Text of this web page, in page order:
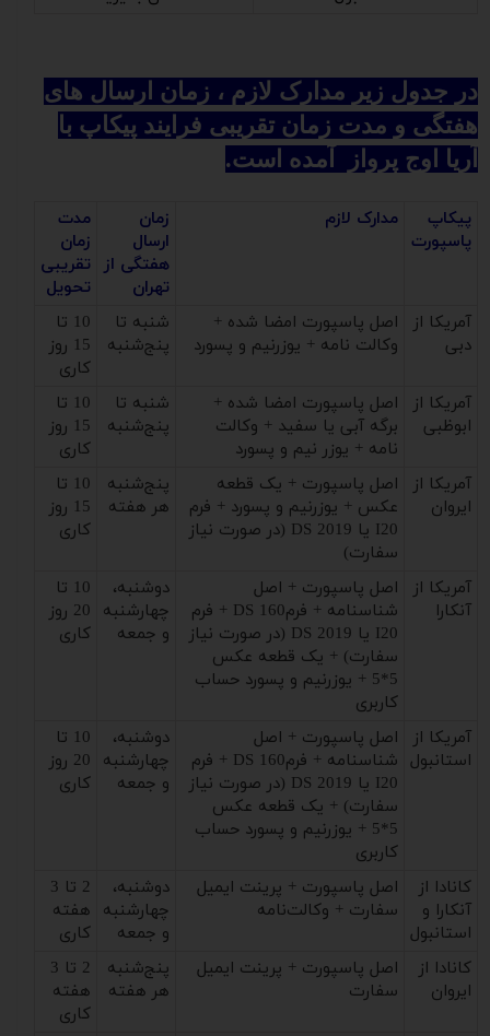
در جدول زیر مدارک لازم ، زمان ارسال های
هفتگی و مدت زمان تقریبی فرایند پیکاپ با
آریا اوج پرواز آمده است.
پیکاپ
پاسپورت
مدارک لازم
زمان
ارسال
هفتگی از
تهران
مدت
زمان
تقریبی
تحویل
آمریکا از
دبی
اصل پاسپورت امضا شده +
وکالت نامه + یوزرنیم و پسورد
شنبه تا
پنج‌شنبه
10 تا
15 روز
کاری
آمریکا از
ابوظبی
اصل پاسپورت امضا شده +
برگه آبی یا سفید + وکالت
نامه + یوزر نیم و پسورد
شنبه تا
پنج‌شنبه
10 تا
15 روز
کاری
آمریکا از
ایروان
اصل پاسپورت + یک قطعه
عکس + یوزرنیم و پسورد + فرم
I20 یا DS 2019 (در صورت نیاز
سفارت)
پنج‌شنبه
هر هفته
10 تا
15 روز
کاری
آمریکا از
آنکارا
اصل پاسپورت + اصل
شناسنامه + فرمDS 160 + فرم
I20 یا DS 2019 (در صورت نیاز
سفارت) + یک قطعه عکس
5*5 + یوزرنیم و پسورد حساب
کاربری
دوشنبه،
چهارشنبه
و جمعه
10 تا
20 روز
کاری
آمریکا از
استانبول
اصل پاسپورت + اصل
شناسنامه + فرمDS 160 + فرم
I20 یا DS 2019 (در صورت نیاز
سفارت) + یک قطعه عکس
5*5 + یوزرنیم و پسورد حساب
کاربری
دوشنبه،
چهارشنبه
و جمعه
10 تا
20 روز
کاری
کانادا از
آنکارا و
استانبول
اصل پاسپورت + پرینت ایمیل
سفارت + وکالت‌نامه
دوشنبه،
چهارشنبه
و جمعه
2 تا 3
هفته
کاری
کانادا از
ایروان
اصل پاسپورت + پرینت ایمیل
سفارت
پنج‌شنبه
هر هفته
2 تا 3
هفته
کاری